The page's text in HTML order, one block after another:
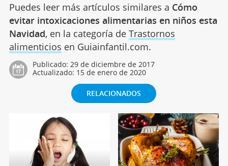
Puedes leer más artículos similares a Cómo
evitar intoxicaciones alimentarias en niños esta
Navidad, en la categoría de Trastornos
alimenticios en Guiainfantil.com.
Publicado: 29 de diciembre de 2017
Actualizado: 15 de enero de 2020
RELACIONADOS